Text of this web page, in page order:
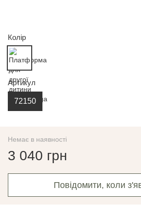
Колір
Артикул
72150
Немає в наявності
3 040 грн
Повідомити, коли